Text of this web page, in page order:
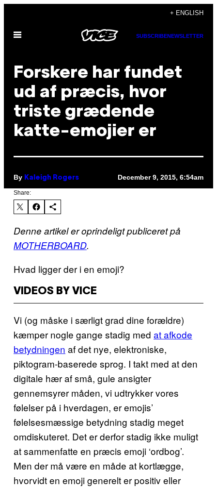
content
+ ENGLISH
Open
SUBSCRIBENEWSLETTER
Forskere har fundet
ud af præcis, hvor
triste grædende
katte-emojier er
By Kaleigh Rogers December 9, 2015, 6:54am
Share:
Denne artikel er oprindeligt publiceret på
MOTHERBOARD.
Hvad ligger der i en emoji?
VIDEOS BY VICE
Vi (og måske i særligt grad dine forældre)
kæmper nogle gange stadig med at afkode
betydningen af det nye, elektroniske,
piktogram-baserede sprog. I takt med at den
digitale hær af små, gule ansigter
gennemsyrer måden, vi udtrykker vores
følelser på i hverdagen, er emojis’
følelsesmæssige betydning stadig meget
omdiskuteret. Det er derfor stadig ikke muligt
at sammenfatte en præcis emoji ‘ordbog’.
Men der må være en måde at kortlægge,
hvorvidt en emoji generelt er positiv eller